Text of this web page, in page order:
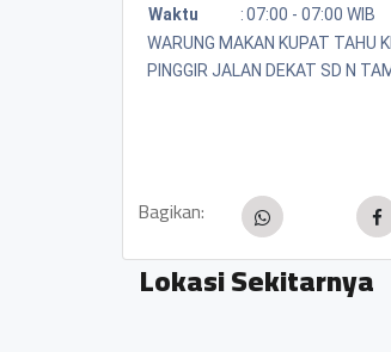
Waktu
:07:00 - 07:00 WIB
WARUNG MAKAN KUPAT TAHU
PINGGIR JALAN DEKAT SD N
Bagikan:
Lokasi Sekitarnya